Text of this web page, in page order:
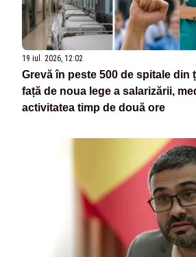
19 iul. 2026, 12:02
Grevă în peste 500 de spitale din
față de noua lege a salarizării,
activitatea timp de două ore